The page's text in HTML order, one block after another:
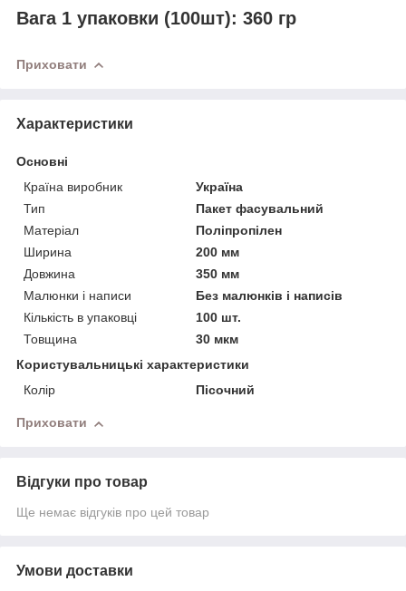
Вага 1 упаковки (100шт): 360 гр
Приховати
Характеристики
Основні
Країна виробник
Україна
Тип
Пакет фасувальний
Матеріал
Поліпропілен
Ширина
200 мм
Довжина
350 мм
Малюнки і написи
Без малюнків і написів
Кількість в упаковці
100 шт.
Товщина
30 мкм
Користувальницькі характеристики
Колір
Пісочний
Приховати
Відгуки про товар
Ще немає відгуків про цей товар
Умови доставки